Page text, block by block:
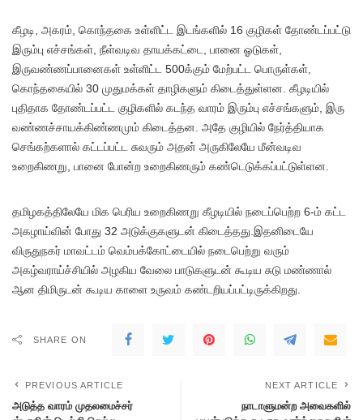
கீழடி, அகரம், கொந்தகை உள்ளிட்ட இடங்களில் 16 குழிகள் தோண்டப்பட்டு
இரும்பு எச்சங்கள், நீள்வடிவ தாயக்கட்டை, பானை ஓடுகள்,
இருவண்ணப்பானைகள் உள்ளிட்ட 500க்கும் மேற்பட்ட பொருள்கள்,
கொந்தகையில் 30 முதுமக்கள் தாழிகளும் கிடைத்துள்ளன. கீழடியில்
புதிதாக தோண்டப்பட்ட குழிகளில் கடந்த வாரம் இரும்பு எச்சங்களும், இரு
வண்ணச்சாயக்கிண்ணமும் கிடைத்தன. அதே குழியில் நேர்த்தியாக
செங்கற்களால் கட்டப்பட்ட சுவரும் அதன் அருகிலேயே மீன்வடிவ
உறைகிணறு, பானை போன்ற உறைகிணரும் கண்டெடுக்கப்பட்டுள்ளன.
தமிழகத்திலேயே மிக பெரிய உறைகிணறு கீழடியில் நடைப்பெற்ற 6-ம் கட்ட
அகழாய்வின் போது 32 அடுக்குகளுடன் கிடைத்தது.இதனிடையே
விருதுநகர் மாவட்டம் வெம்பக்கோட்டையில் நடைபெற்று வரும்
அகழ்வராய்ச்சியில் அழகிய வேலை பாடுகளுடன் கூடிய சுடு மண்ணால்
ஆன திமிருடன் கூடிய காளை உருவம் கண்டறியப்பட்டிருக்கிறது.
SHARE ON
PREVIOUS ARTICLE
அடுத்த வாரம் முதலமைச்சர்
NEXT ARTICLE
நாடாளுமன்ற அவைகளில்